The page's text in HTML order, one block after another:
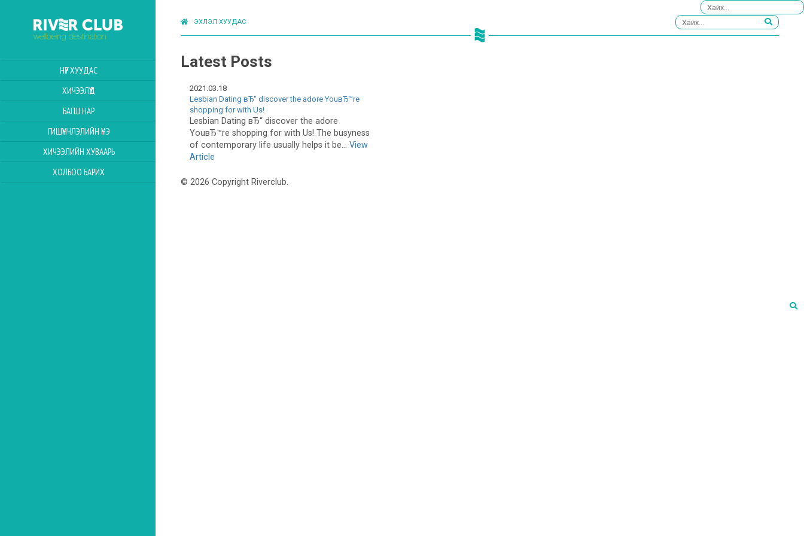
НҮҮР ХУУДАС
ХИЧЭЭЛҮҮД
БАГШ НАР
ГИШҮҮНЧЛЭЛИЙН ҮНЭ
ХИЧЭЭЛИЙН ХУВААРЬ
ХОЛБОО БАРИХ
ЭХЛЭЛ ХУУДАС
Latest Posts
2021.03.18
Lesbian Dating вЂ“ discover the adore YouвЂ™re
shopping for with Us!
Lesbian Dating вЂ“ discover the adore
YouвЂ™re shopping for with Us! The busyness
of contemporary life usually helps it be... View
Article
© 2026 Copyright Riverclub.